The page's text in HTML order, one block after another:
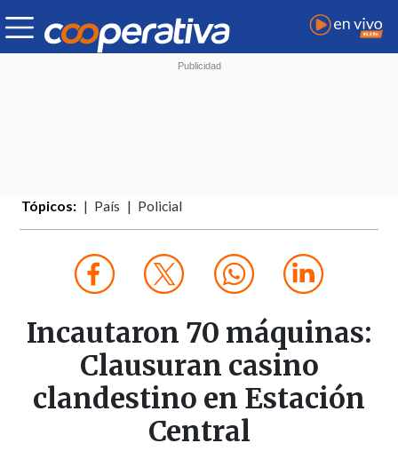
Tópicos: País Policial
Incautaron 70 máquinas:
Clausuran casino
clandestino en Estación
Central